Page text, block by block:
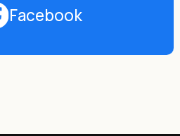
Facebook